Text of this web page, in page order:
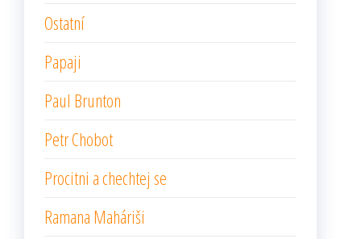
Ostatní
Papaji
Paul Brunton
Petr Chobot
Procitni a chechtej se
Ramana Maháriši